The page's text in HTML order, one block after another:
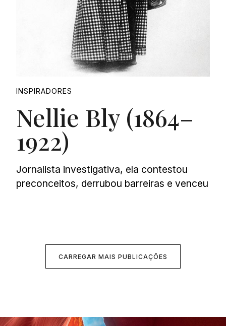
INSPIRADORES
Nellie Bly (1864–
1922)
Jornalista investigativa, ela contestou
preconceitos, derrubou barreiras e venceu
CARREGAR MAIS PUBLICAÇÕES